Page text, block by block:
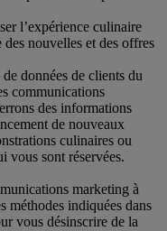
l’expérience culinaire
nouvelles et des offres
données de clients du
communications
des informations
de nouveaux
culinaires ou
vous sont réservées.
marketing à
méthodes indiquées dans
vous désinscrire de la